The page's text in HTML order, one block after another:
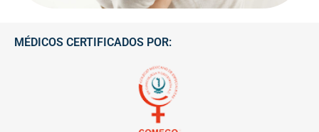
MÉDICOS CERTIFICADOS POR: